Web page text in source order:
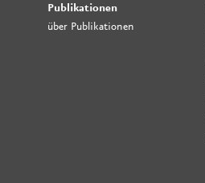
Publikationen
über Publikationen